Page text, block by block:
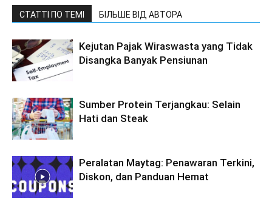
СТАТТІ ПО ТЕМІ БІЛЬШЕ ВІД АВТОРА
Kejutan Pajak Wiraswasta yang Tidak
Disangka Banyak Pensiunan
Sumber Protein Terjangkau: Selain
Hati dan Steak
Peralatan Maytag: Penawaran Terkini,
Diskon, dan Panduan Hemat